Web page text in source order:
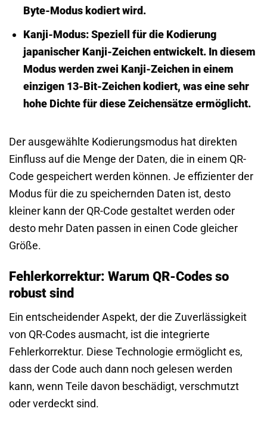
Byte-Modus kodiert wird.
Kanji-Modus:Speziell für die Kodierung
japanischer Kanji-Zeichen entwickelt. In diesem
Modus werden zwei Kanji-Zeichen in einem
einzigen 13-Bit-Zeichen kodiert, was eine sehr
hohe Dichte für diese Zeichensätze ermöglicht.
Der ausgewählte Kodierungsmodus hat direkten
Einfluss auf die Menge der Daten, die in einem QR-
Code gespeichert werden können. Je effizienter der
Modus für die zu speichernden Daten ist, desto
kleiner kann der QR-Code gestaltet werden oder
desto mehr Daten passen in einen Code gleicher
Größe.
Fehlerkorrektur: Warum QR-Codes so
robust sind
Ein entscheidender Aspekt, der die Zuverlässigkeit
von QR-Codes ausmacht, ist die integrierte
Fehlerkorrektur. Diese Technologie ermöglicht es,
dass der Code auch dann noch gelesen werden
kann, wenn Teile davon beschädigt, verschmutzt
oder verdeckt sind.